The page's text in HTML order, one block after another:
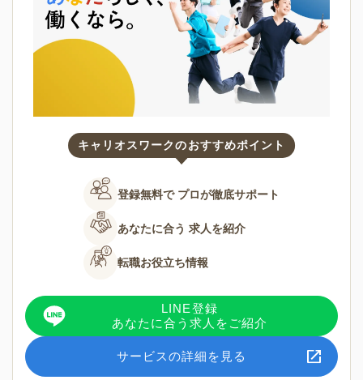
キャリオスワークのおすすめポイント
登録無料で プロが徹底サポート
あなたに合う 求人を紹介
転職お役立ち情報
LINE登録
あなたに合う求人をご紹介
サービスの詳細を見る